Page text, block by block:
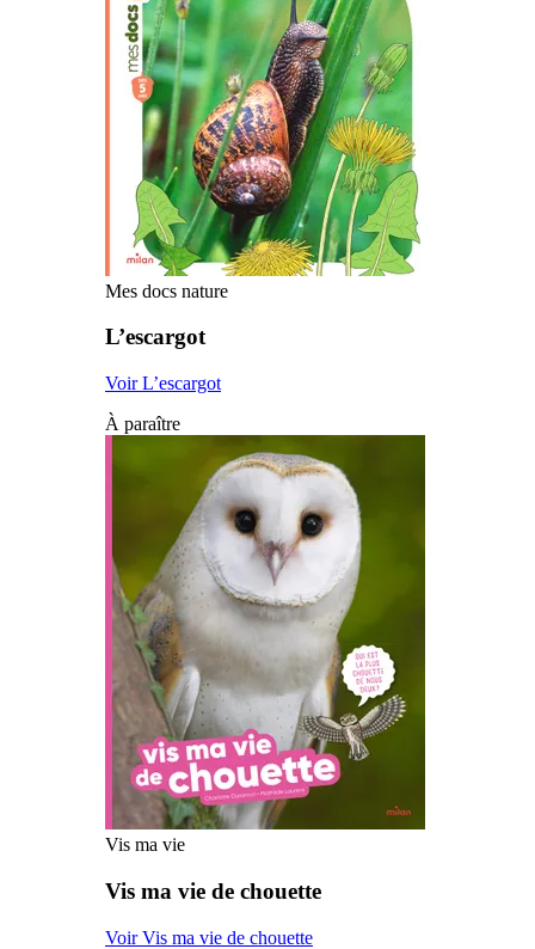
Mes docs nature
L’escargot
Voir L’escargot
À paraître
Vis ma vie
Vis ma vie de chouette
Voir Vis ma vie de chouette